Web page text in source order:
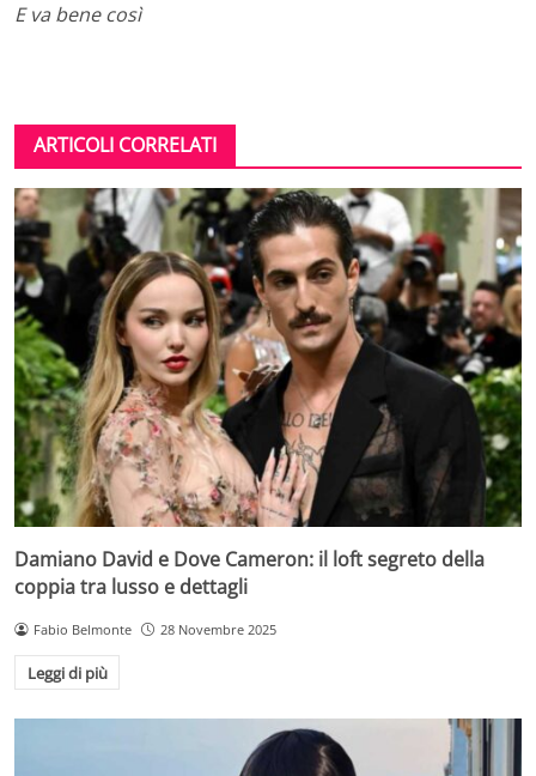
E va bene così
ARTICOLI CORRELATI
Damiano David e Dove Cameron: il loft segreto della
coppia tra lusso e dettagli
Fabio Belmonte 28 Novembre 2025
Leggi di più